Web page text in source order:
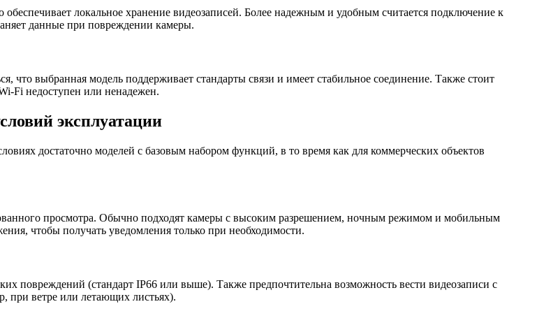
локальное хранение видеозаписей. Более надежным и удобным считается подключение к
данные при повреждении камеры.
что выбранная модель поддерживает стандарты связи и имеет стабильное соединение. Также стоит
Fi недоступен или ненадежен.
эксплуатации
достаточно моделей с базовым набором функций, в то время как для коммерческих объектов
просмотра. Обычно подходят камеры с высоким разрешением, ночным режимом и мобильным
чтобы получать уведомления только при необходимости.
повреждений (стандарт IP66 или выше). Также предпочтительна возможность вести видеозаписи с
при ветре или летающих листьях).